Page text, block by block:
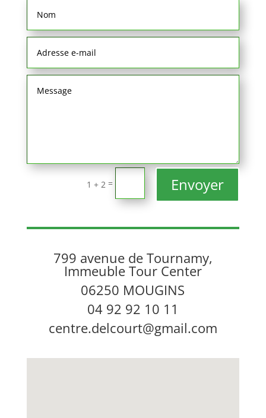
1 + 2 = Envoyer
799 avenue de Tournamy,
Immeuble Tour Center
06250 MOUGINS
04 92 92 10 11
centre.delcourt@gmail.com